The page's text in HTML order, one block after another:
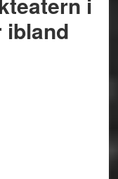
ibland